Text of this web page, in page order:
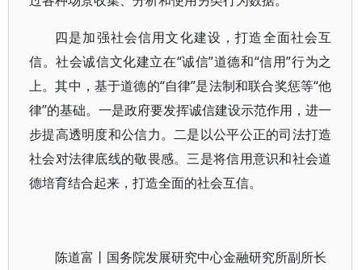
四是加强社会信用文化建设，打造全面社会互
信。社会诚信文化建立在“诚信”道德和“信用”行为之
上。其中，基于道德的“自律”是法制和联合奖惩等“他
律”的基础。一是政府要发挥诚信建设示范作用，进一
步提高透明度和公信力。二是以公平公正的司法打造
社会对法律底线的敬畏感。三是将信用意识和社会道
德培育结合起来，打造全面的社会互信。
陈道富丨国务院发展研究中心金融研究所副所长